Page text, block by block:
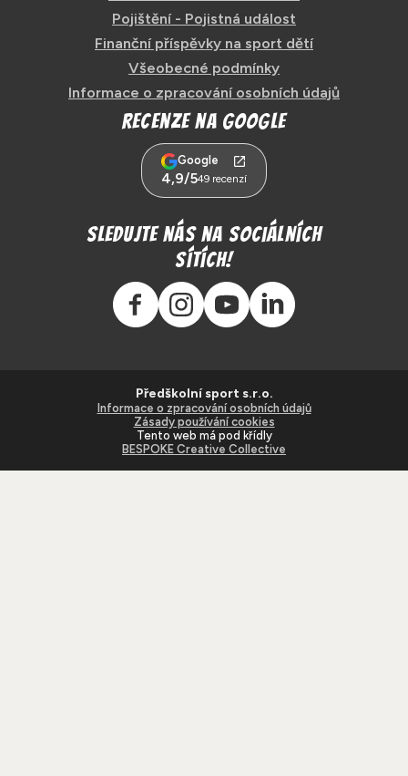
Pojištění - Pojistná událost
Finanční příspěvky na sport dětí
Všeobecné podmínky
Informace o zpracování osobních údajů
Recenze na Google
Google
4,9/549 recenzí
Sledujte nás na sociálních
sítích!
Předškolní sport s.r.o.
Informace o zpracování osobních údajů
Zásady používání cookies
Tento web má pod křídly
BESPOKE Creative Collective